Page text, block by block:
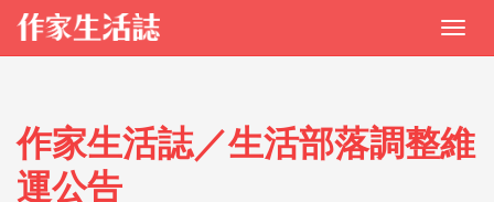
作家生活誌／生活部落調整維
運公告